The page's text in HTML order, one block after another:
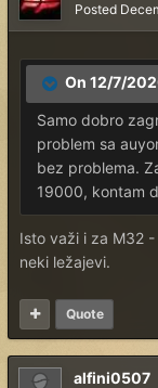
Posted
On 12/7/
Samo dobro
problem sa
bez problema.
19000, kontam
Isto važi i za M32
neki ležajevi.
Quote
alfini0507